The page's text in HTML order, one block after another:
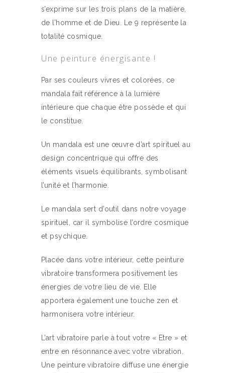
s’exprime sur les trois plans de la matière,
de l’homme et de Dieu. Le 9 représente la
totalité cosmique.
Une peinture énergisante !
Par ses couleurs vivres et colorées, ce
mandala fait référence à la lumière
intérieure que chaque être possède et qui
le constitue.
Un mandala est une œuvre d’art spirituel au
design concentrique qui offre des
éléments visuels équilibrants, symbolisant
l’unité et l’harmonie.
Le mandala sert d’outil dans notre voyage
spirituel, car il symbolise l’ordre cosmique
et psychique.
Placée dans votre intérieur, cette peinture
vibratoire transformera positivement les
énergies de votre lieu de vie. Elle
apportera également une touche zen et
harmonisera votre intérieur.
L’art vibratoire parle à tout votre « Etre » et
entre en résonnance avec votre vibration.
Une peinture vibratoire diffuse une énergie